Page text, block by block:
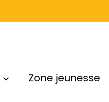
Zone jeunesse